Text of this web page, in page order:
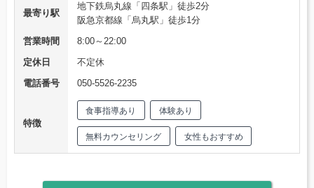
最寄り駅
地下鉄烏丸線「四条駅」徒歩2分
阪急京都線「烏丸駅」徒歩1分
営業時間
8:00～22:00
定休日
不定休
電話番号
050-5526-2235
特徴
食事指導あり 体験あり
無料カウンセリング 女性もおすすめ